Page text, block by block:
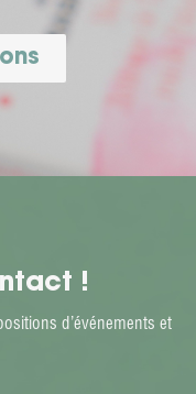
!
d’événements et